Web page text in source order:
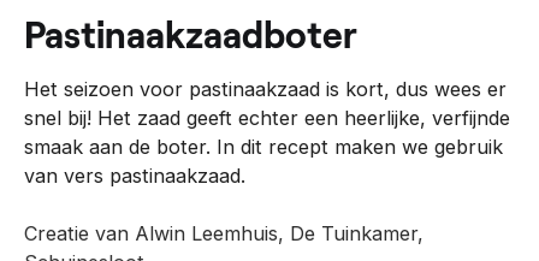
e
n
u
pastinaakzaadboter
Het seizoen voor pastinaakzaad is kort, dus wees er
snel bij! Het zaad geeft echter een heerlijke, verfijnde
smaak aan de boter. In dit recept maken we gebruik
van vers pastinaakzaad.
Creatie van Alwin Leemhuis, De Tuinkamer,